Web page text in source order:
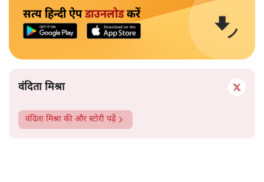
सत्य हिन्दी ऐपडाउनलोडकरें
वंदिता मिश्रा
वंदिता मिश्रा की और स्टोरी पढ़ें